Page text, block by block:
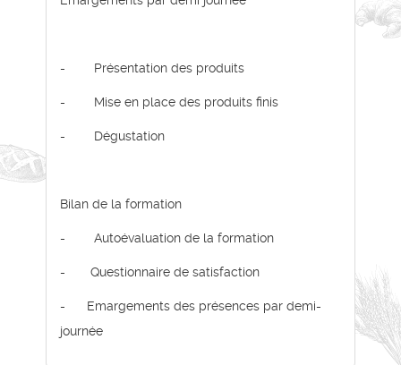
- Présentation des produits
- Mise en place des produits finis
- Dégustation
Bilan de la formation
- Autoévaluation de la formation
- Questionnaire de satisfaction
- Emargements des présences par demi-
journée